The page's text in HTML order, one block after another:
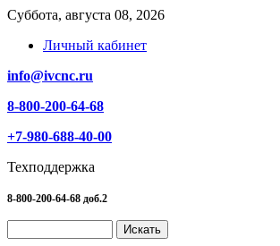
Суббота, августа 08, 2026
Личный кабинет
info@ivcnc.ru
8-800-200-64-68
+7-980-688-40-00
Техподдержка
8-800-200-64-68 доб.2